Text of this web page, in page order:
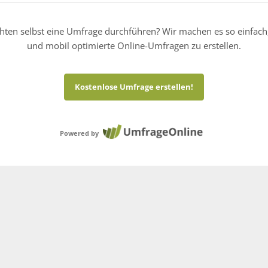
selbst eine Umfrage durchführen? Wir machen es so
und mobil optimierte Online-Umfragen zu erstellen.
Kostenlose Umfrage erstellen!
Powered by